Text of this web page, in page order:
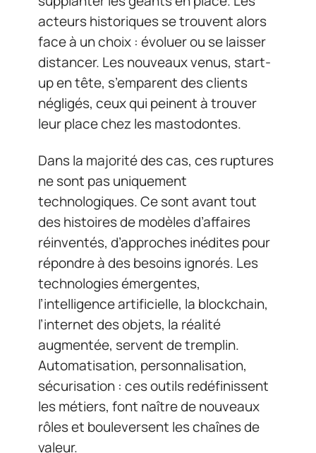
acteurs historiques se trouvent alors
face à un choix : évoluer ou se laisser
distancer. Les nouveaux venus, start-
up en tête, s’emparent des clients
négligés, ceux qui peinent à trouver
leur place chez les mastodontes.
Dans la majorité des cas, ces ruptures
ne sont pas uniquement
technologiques. Ce sont avant tout
des histoires de modèles d’affaires
réinventés, d’approches inédites pour
répondre à des besoins ignorés. Les
technologies émergentes,
l’intelligence artificielle, la blockchain,
l’internet des objets, la réalité
augmentée, servent de tremplin.
Automatisation, personnalisation,
sécurisation : ces outils redéfinissent
les métiers, font naître de nouveaux
rôles et bouleversent les chaînes de
valeur.